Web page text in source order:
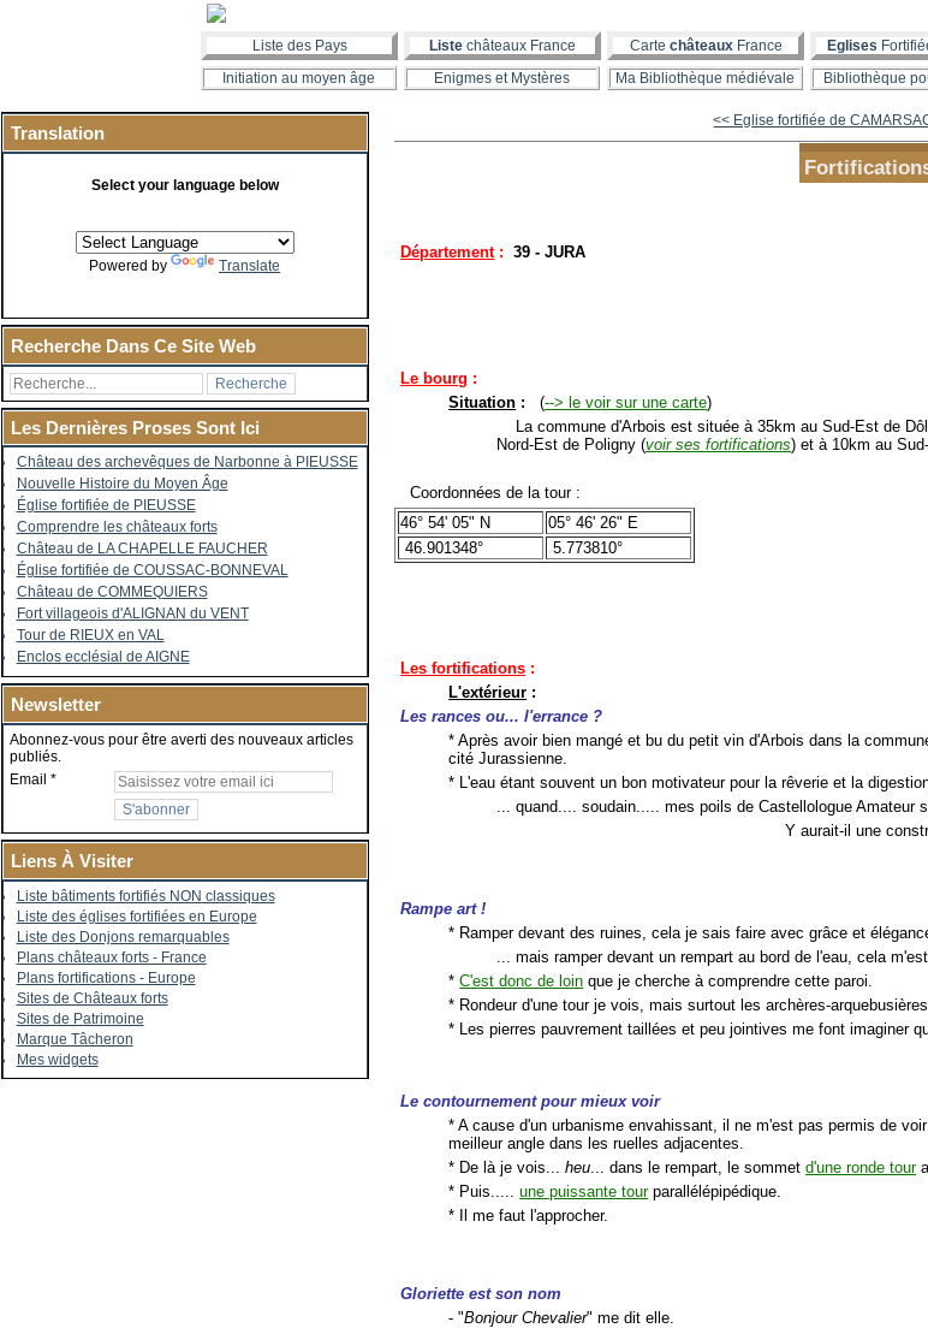
Liste des Pays Liste châteaux France Carte châteauxFrance Eglises
Initiation au moyen âge
Enigmes et Mystères Ma Bibliothèque médiévale Bibliothèque
Translation
Select your language below
Powered by Translate
Recherche Dans Ce Site Web
Les Dernières Proses Sont Ici
Château des archevêques de Narbonne à PIEUSSE
Nouvelle Histoire du Moyen Âge
Église fortifiée de PIEUSSE
Comprendre les châteaux forts
Château de LA CHAPELLE FAUCHER
Église fortifiée de COUSSAC-BONNEVAL
Château de COMMEQUIERS
Fort villageois d'ALIGNAN du VENT
Tour de RIEUX en VAL
Enclos ecclésial de AIGNE
Newsletter
Abonnez-vous pour être averti des nouveaux articles
publiés.
Email
Liens À Visiter
Liste bâtiments fortifiés NON classiques
Liste des églises fortifiées en Europe
Liste des Donjons remarquables
Plans châteaux forts - France
Plans fortifications - Europe
Sites de Châteaux forts
Sites de Patrimoine
Marque Tâcheron
Mes widgets
<< Eglise fortifiée de
Département: 39 - JURA
Le bourg :
Situation : (--> le voir sur une carte)
La commune d'Arbois est située à 35km au Sud-Est de
Nord-Est de Poligny (voir ses fortifications) et à 10km au
Coordonnées de la tour :
46° 54' 05" N
05° 46' 26" E
46.901348°
5.773810°
Les fortifications :
L'extérieur :
Les rances ou... l'errance ?
* Après avoir bien mangé et bu du petit vin d'Arbois dans la
cité Jurassienne.
* L'eau étant souvent un bon motivateur pour la rêverie et la
... quand.... soudain..... mes poils de Castellologue Amateur
Y aurait-il une
Rampe art !
* Ramper devant des ruines, cela je sais faire avec grâce et
... mais ramper devant un rempart au bord de l'eau, cela
*C'est donc de loin que je cherche à comprendre cette paroi.
* Rondeur d'une tour je vois, mais surtout les archères-
* Les pierres pauvrement taillées et peu jointives me font imaginer
Le contournement pour mieux voir
* A cause d'un urbanisme envahissant, il ne m'est pas permis de
meilleur angle dans les ruelles adjacentes.
* De là je vois...heu ... dans le rempart, le sommetd'une ronde tour
* Puis.....une puissante tourparallélépipédique.
* Il me faut l'approcher.
Gloriette est son nom
- "Bonjour Chevalier" me dit elle.